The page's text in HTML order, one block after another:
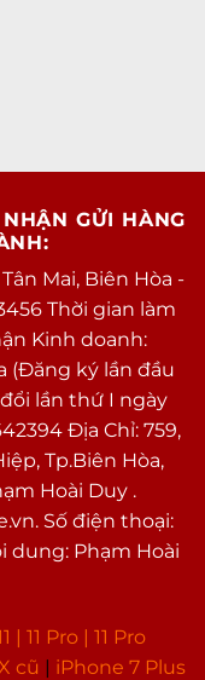
GỬI HÀNG
Mai, Biên Hòa -
Thời gian làm
Kinh doanh:
(Đăng ký lần đầu
lần thứ I ngày
Địa Chỉ: 759,
Tp.Biên Hòa,
Hoài Duy .
Số điện thoại:
dung: Phạm Hoài
| 11 Pro | 11 Pro
cũ | iPhone 7 Plus